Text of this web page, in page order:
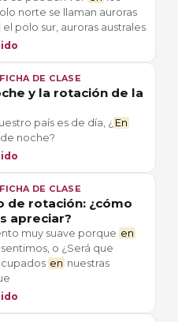
norte se llaman auroras
el polo sur, auroras australes
DE CLASE
y la rotación de la
país es de día, ¿ En
noche?
DE CLASE
de rotación: ¿cómo
apreciar?
muy suave porque en
o ¿Será que
en nuestras